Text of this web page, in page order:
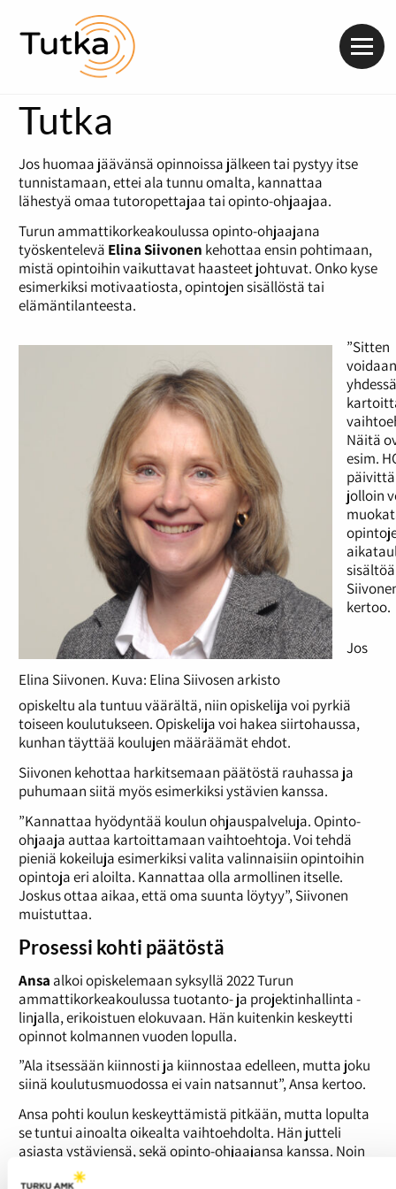
Tutka
Jos huomaa jäävänsä opinnoissa jälkeen tai pystyy itse
tunnistamaan, ettei ala tunnu omalta, kannattaa
lähestyä omaa tutoropettajaa tai opinto-ohjaajaa.
Turun ammattikorkeakoulussa opinto-ohjaajana
työskentelevä Elina Siivonen kehottaa ensin pohtimaan,
mistä opintoihin vaikuttavat haasteet johtuvat. Onko kyse
esimerkiksi motivaatiosta, opintojen sisällöstä tai
elämäntilanteesta.
Elina Siivonen. Kuva: Elina Siivosen arkisto
”Sitten
Näitä
esim.
jolloin
kertoo.
Jos
opiskeltu ala tuntuu väärältä, niin opiskelija voi pyrkiä
toiseen koulutukseen. Opiskelija voi hakea siirtohaussa,
kunhan täyttää koulujen määräämät ehdot.
Siivonen kehottaa harkitsemaan päätöstä rauhassa ja
puhumaan siitä myös esimerkiksi ystävien kanssa.
”Kannattaa hyödyntää koulun ohjauspalveluja. Opinto-
ohjaaja auttaa kartoittamaan vaihtoehtoja. Voi tehdä
pieniä kokeiluja esimerkiksi valita valinnaisiin opintoihin
opintoja eri aloilta. Kannattaa olla armollinen itselle.
Joskus ottaa aikaa, että oma suunta löytyy”, Siivonen
muistuttaa.
Prosessi kohti päätöstä
Ansa alkoi opiskelemaan syksyllä 2022 Turun
ammattikorkeakoulussa tuotanto- ja projektinhallinta -
linjalla, erikoistuen elokuvaan. Hän kuitenkin keskeytti
opinnot kolmannen vuoden lopulla.
”Ala itsessään kiinnosti ja kiinnostaa edelleen, mutta joku
siinä koulutusmuodossa ei vain natsannut”, Ansa kertoo.
Ansa pohti koulun keskeyttämistä pitkään, mutta lopulta
se tuntui ainoalta oikealta vaihtoehdolta. Hän jutteli
asiasta ystäviensä, sekä opinto-ohjaajansa kanssa. Noin
puoli vuotta ennen opintojen keskeyttämistä, Ansa oli